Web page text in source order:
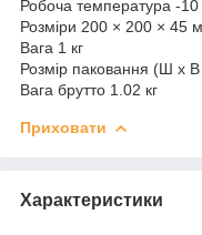
Робоча температура -10
Розміри 200 × 200 × 45
Вага 1 кг
Розмір паковання (Ш х
Вага брутто 1.02 кг
Приховати
Характеристики